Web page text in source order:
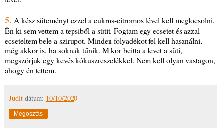
5. A kész süteményt ezzel a cukros-citromos lével kell meglocsolni.
Én ki sem vettem a tepsiből a sütit. Fogtam egy ecsetet és azzal
ecseteltem bele a szirupot. Minden folyadékot fel kell használni,
még akkor is, ha soknak tűnik. Mikor beitta a levet a süti,
megszórjuk egy kevés kókuszreszelékkel. Nem kell olyan vastagon,
ahogy én tettem.
Judit dátum: 10/10/2020
Megosztás